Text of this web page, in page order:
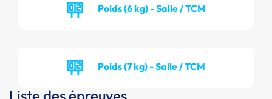
Poids (6 kg) - Salle / TCM
Poids (7 kg) - Salle / TCM